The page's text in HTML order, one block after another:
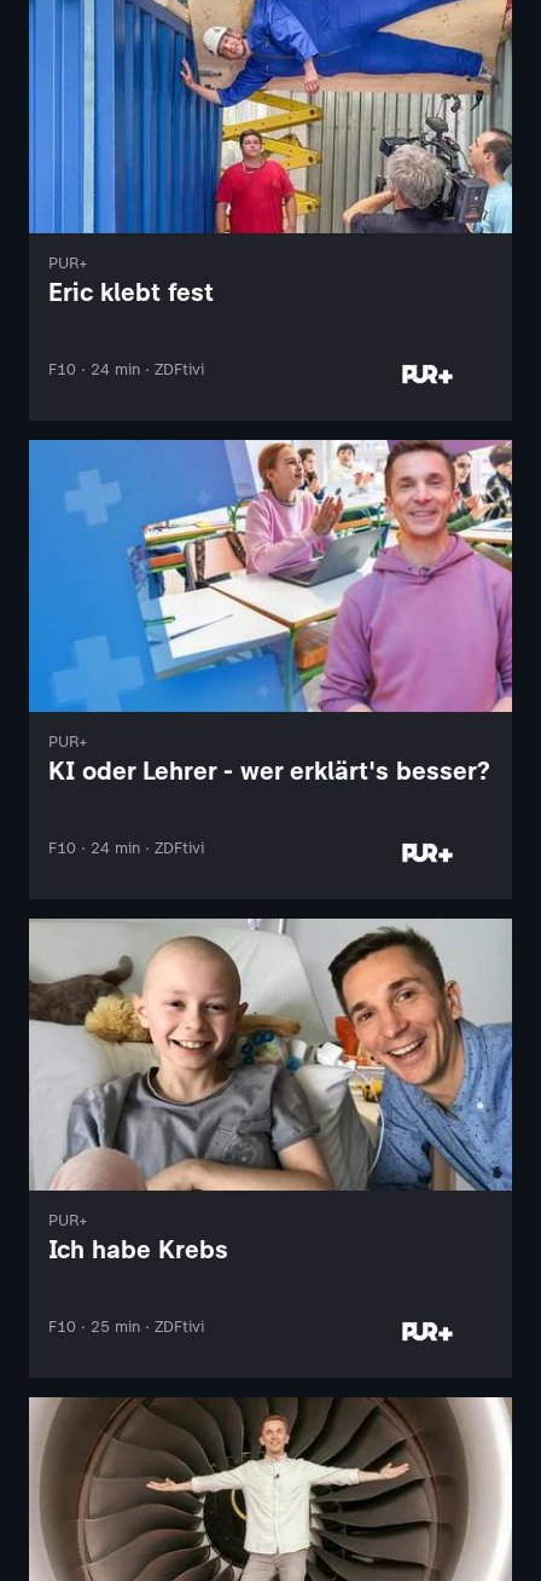
PUR+
Eric klebt fest
F10 · 24 min · ZDFtivi
PUR+
KI oder Lehrer - wer erklärt's besser?
F10 · 24 min · ZDFtivi
PUR+
Ich habe Krebs
F10 · 25 min · ZDFtivi